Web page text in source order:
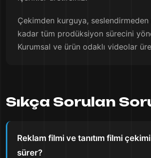
Çekimden kurguya,
kadar tüm prodüksiyon sürecini
Kurumsal ve ürün odaklı videolar
Sıkça Sorulan
Reklam filmi ve tanıtım filmi
sürer?